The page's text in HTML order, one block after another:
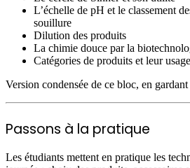
L’échelle de pH et le classement
souillure
Dilution des produits
La chimie douce par la
Catégories de produits et leur usage
Version condensée de ce bloc, en gardant
Passons à la pratique
Les étudiants mettent en pratique les